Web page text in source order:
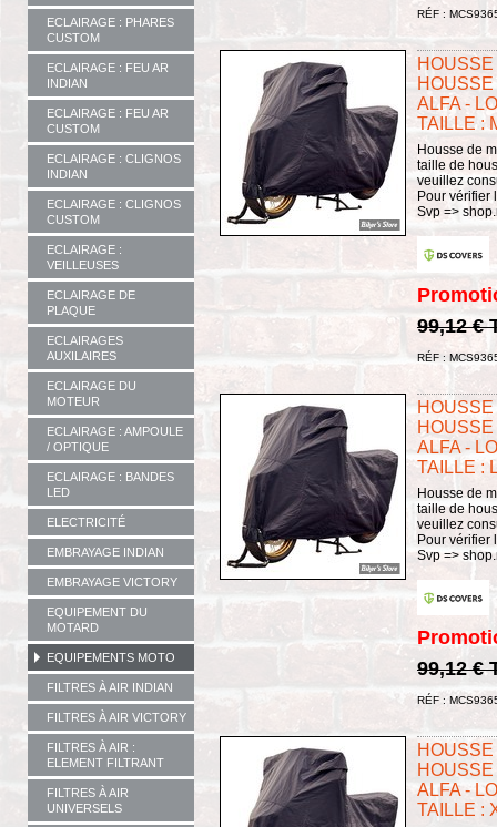
ECLAIRAGE : PHARES
CUSTOM
ECLAIRAGE : FEU AR
INDIAN
ECLAIRAGE : FEU AR
CUSTOM
ECLAIRAGE : CLIGNOS
INDIAN
ECLAIRAGE : CLIGNOS
CUSTOM
ECLAIRAGE :
VEILLEUSES
ECLAIRAGE DE
PLAQUE
ECLAIRAGES
AUXILAIRES
ECLAIRAGE DU
MOTEUR
ECLAIRAGE : AMPOULE
/ OPTIQUE
ECLAIRAGE : BANDES
LED
ELECTRICITÉ
EMBRAYAGE INDIAN
EMBRAYAGE VICTORY
EQUIPEMENT DU
MOTARD
EQUIPEMENTS MOTO
FILTRES À AIR INDIAN
FILTRES À AIR VICTORY
FILTRES À AIR :
ELEMENT FILTRANT
FILTRES À AIR
UNIVERSELS
RÉF :
ALFA -
TAILLE :
Housse de
taille de
veuillez
Pour vérifier
Svp =>
99,12 €
RÉF :
ALFA -
TAILLE :
Housse de
taille de
veuillez
Pour vérifier
Svp =>
99,12 €
RÉF :
ALFA -
TAILLE :